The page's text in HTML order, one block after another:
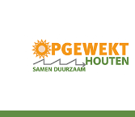
inhoud